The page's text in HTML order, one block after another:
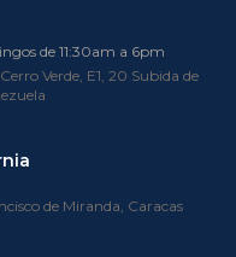
de 11:30am a 6pm
Verde, E1, 20 Subida de
de Miranda, Caracas